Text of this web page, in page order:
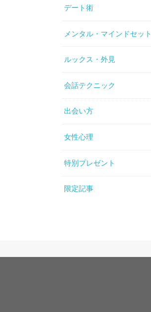
デート術
メンタル・マインドセット
ルックス・外見
会話テクニック
出会い方
女性心理
特別プレゼント
限定記事